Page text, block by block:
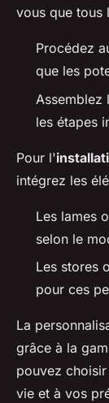
vous que tous
Procédez
que les
Assemblez
les étapes
Pour l'
intégrez les
Les lames
selon le
Les stores
pour ces
La
grâce à la
pouvez
vie et à vos